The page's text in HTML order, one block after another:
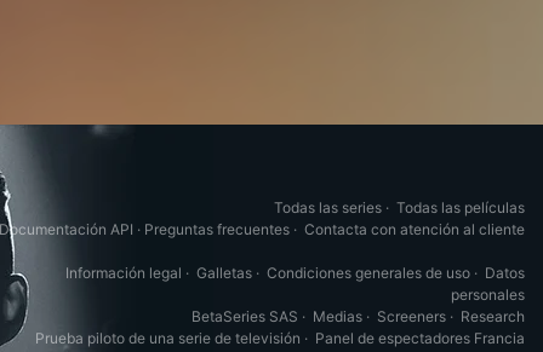
Todas las series · Todas las películas
Documentación API · Preguntas frecuentes · Contacta con atención al cliente
Información legal · Galletas · Condiciones generales de uso · Datos
personales
BetaSeries SAS · Medias · Screeners · Research
Prueba piloto de una serie de televisión · Panel de espectadores Francia